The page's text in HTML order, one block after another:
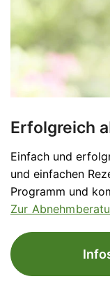
Erfolgreich
Einfach und
und einfachen
Programm und
Zur